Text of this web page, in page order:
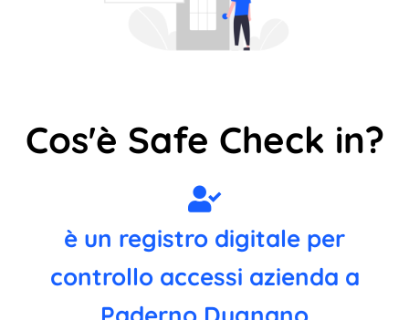
Cos'è Safe Check in?
è un registro digitale per
controllo accessi azienda a